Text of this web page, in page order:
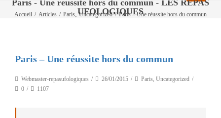
Paris - Une réussite hors du commun - LES REPAS
UFOLOGIQUES
Accueil / Articles / Paris,Uncategorized / Paris – Une réussite hors du commun
Paris – Une réussite hors du commun
Webmaster-repasufologiques 26/01/2015 Paris, Uncategorized
0
1107